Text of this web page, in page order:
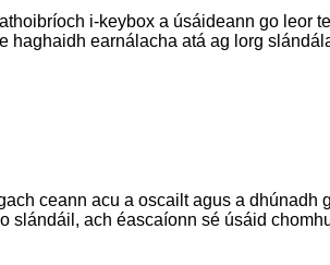
i-keybox a úsáideann go leor
earnálacha atá ag lorg
ceann acu a oscailt agus a
ach éascaíonn sé úsáid